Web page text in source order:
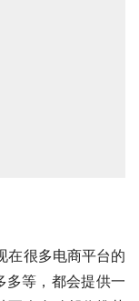
在很多电商平台的
多等，都会提供一